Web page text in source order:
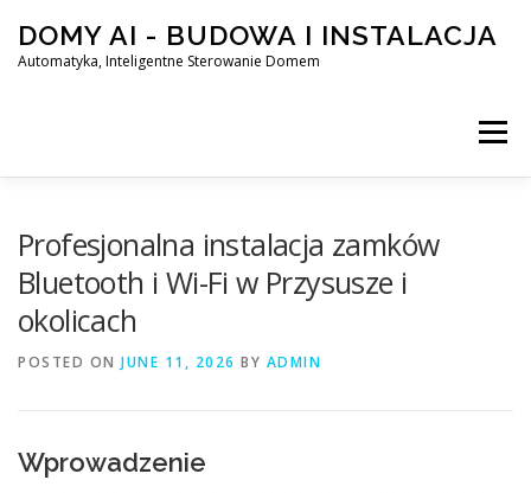
content
DOMY AI - BUDOWA I INSTALACJA
Automatyka, Inteligentne Sterowanie Domem
Menu
SMART DOM AI – AUTOMATYKA, INTELIGENTNE
Profesjonalna instalacja zamków
Bluetooth i Wi-Fi w Przysusze i
okolicach
POSTED ON JUNE 11, 2026 BY ADMIN
Wprowadzenie